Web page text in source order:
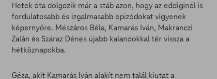
Hetek óta dolgozik már a stáb azon, hogy az eddiginél is
fordulatosabb és izgalmasabb epizódokat vigyenek
képernyőre. Mészáros Béla, Kamarás Iván, Makranczi
Zalán és Száraz Dénes újabb kalandokkal tér vissza a
hétköznapokba.
Géza, akit Kamarás Iván alakít nem talál kiutat a